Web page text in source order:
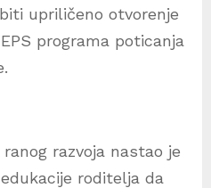
upriličeno otvorenje
programa poticanja
ranog razvoja nastao je
roditelja da